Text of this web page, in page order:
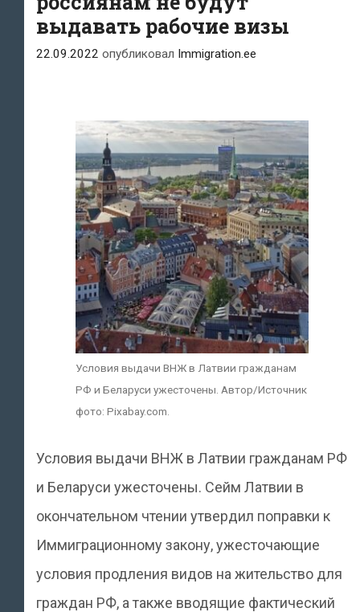
выдавать рабочие визы
22.09.2022 опубликовал Immigration.ee
Условия выдачи ВНЖ в Латвии гражданам
РФ и Беларуси ужесточены. Автор/Источник
фото: Pixabay.com.
Условия выдачи ВНЖ в Латвии гражданам РФ
и Беларуси ужесточены. Сейм Латвии в
окончательном чтении утвердил поправки к
Иммиграционному закону, ужесточающие
условия продления видов на жительство для
граждан РФ, а также вводящие фактический